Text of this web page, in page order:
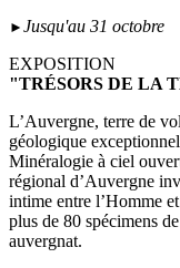
► Jusqu'au 31 octobre
EXPOSITION
"TRÉSORS DE LA
L’Auvergne, terre de
géologique
Minéralogie à ciel
régional d’Auvergne
intime entre l’Homme
plus de 80 spécimens
auvergnat.